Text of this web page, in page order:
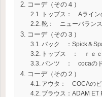
コーデ（その４）
トップス： Aライン
靴： ニューバランス
コーデ（その３）
バック ：Spick＆
トップス ： ｒｅｃ
パンツ ： cocaのド
コーデ（その２）
アウタ： COCAのピ
ブラウス：ADAM ET